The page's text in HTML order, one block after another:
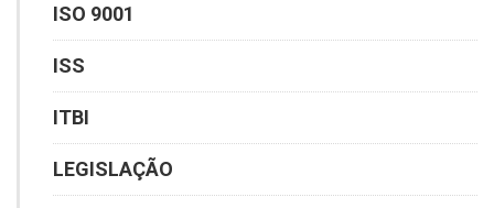
ISO 9001
ISS
ITBI
LEGISLAÇÃO